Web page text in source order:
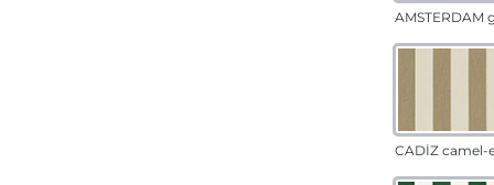
AMSTERDAM
CADÍZ camel-